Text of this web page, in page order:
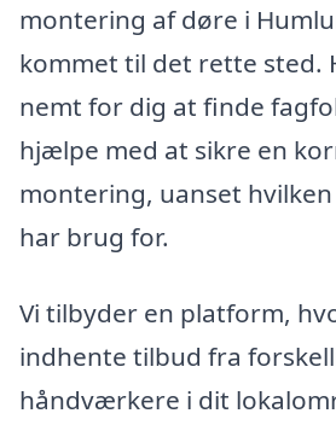
montering af døre i
kommet til det rette sted.
nemt for dig at finde
hjælpe med at sikre en
montering, uanset
har brug for.
Vi tilbyder en platform,
indhente tilbud fra
håndværkere i dit